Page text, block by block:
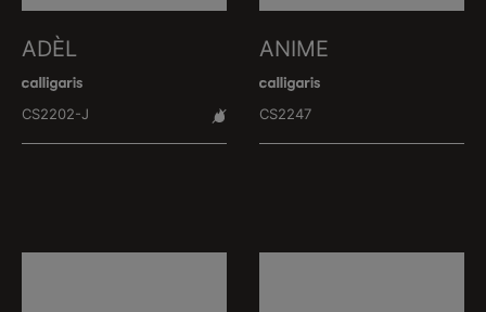
ADÈL
CS2202-J
ANIME
CS2247